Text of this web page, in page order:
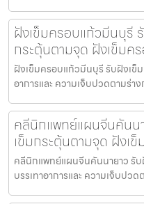
ฝังเข็มครอบแก้วมีนบุรี
กระตุ้นตามจุด ฝังเข็มค
ฝังเข็มครอบแก้วมีนบุรี รับฝังเข็
อาการและ ความเจ็บปวดตามร่
คลีนิกแพทย์แผนจีนคันน
เข็มกระตุ้นตามจุด ฝังเ
คลีนิกแพทย์แผนจีนคันนายาว รับ
บรรเทาอาการและ ความเจ็บป